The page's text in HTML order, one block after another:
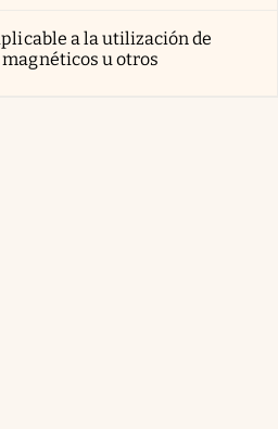
a la utilización de
u otros